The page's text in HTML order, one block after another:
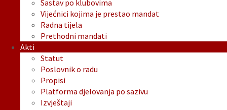
Sastav po klubovima
Vijećnici kojima je prestao mandat
Radna tijela
Prethodni mandati
Akti
Statut
Poslovnik o radu
Propisi
Platforma djelovanja po sazivu
Izvještaji